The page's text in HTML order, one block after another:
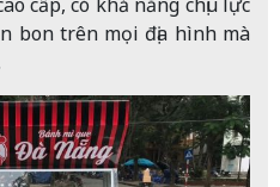
bon trên mọi địa hình mà